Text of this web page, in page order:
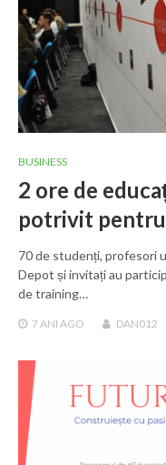
BUSINESS
2 ore de
potrivit
70 de studenți, profesori
Depot și invitați au
de training…
7 ANI AGO DAN012